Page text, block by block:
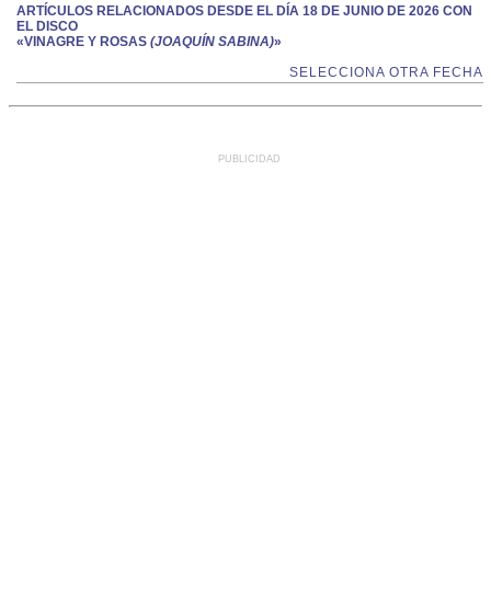
ARTÍCULOS RELACIONADOS DESDE EL DÍA 18 DE JUNIO DE 2026 CON
EL DISCO
«VINAGRE Y ROSAS (JOAQUÍN SABINA)»
SELECCIONA OTRA FECHA
PUBLICIDAD